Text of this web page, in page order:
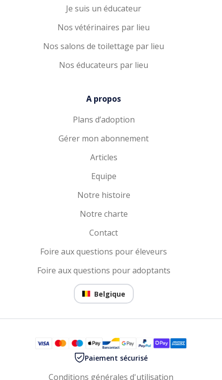
Je suis un éducateur
Nos vétérinaires par lieu
Nos salons de toilettage par lieu
Nos éducateurs par lieu
A propos
Plans d’adoption
Gérer mon abonnement
Articles
Equipe
Notre histoire
Notre charte
Contact
Foire aux questions pour éleveurs
Foire aux questions pour adoptants
Belgique
Paiement sécurisé
Conditions générales d'utilisation